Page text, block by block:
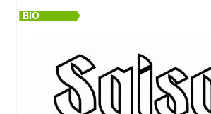
BIO
Les conditionnements disponibles :